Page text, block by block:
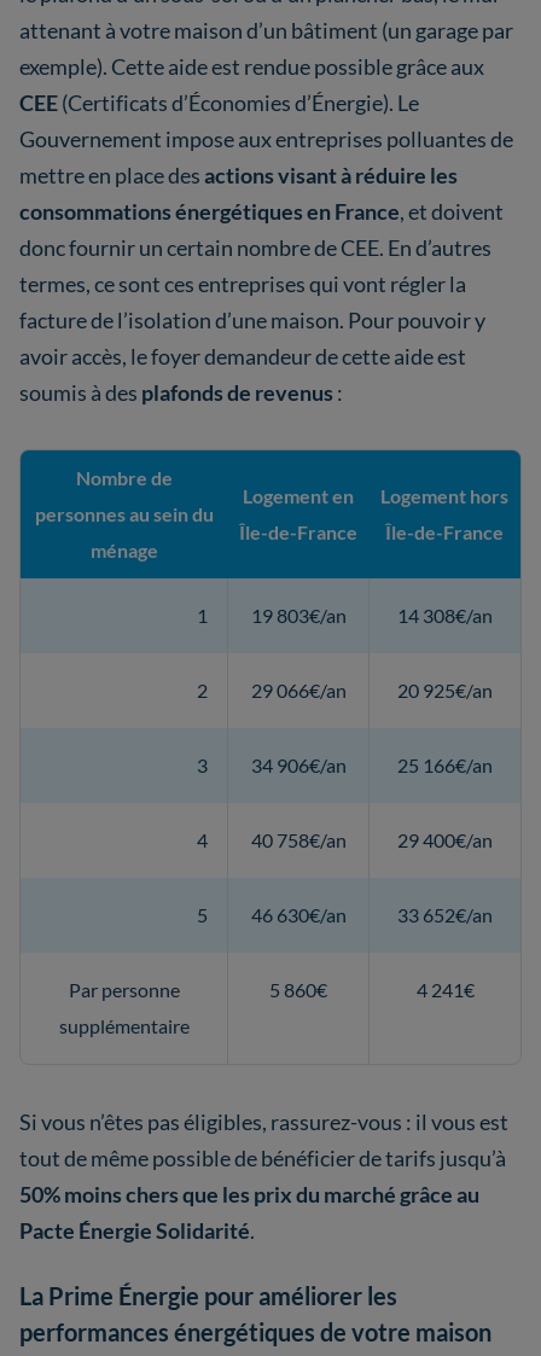
attenant à votre maison d’un bâtiment (un garage par
exemple). Cette aide est rendue possible grâce aux
CEE(Certificats d’Économies d’Énergie). Le
Gouvernement impose aux entreprises polluantes de
mettre en place desactions visant à réduire les
consommations énergétiques en France, et doivent
donc fournir un certain nombre de CEE. En d’autres
termes, ce sont ces entreprises qui vont régler la
facture de l’isolation d’une maison. Pour pouvoir y
avoir accès, le foyer demandeur de cette aide est
soumis à des plafonds de revenus :
Nombre de
personnes au sein du
ménage
Logement en
Île-de-France
Logement hors
Île-de-France
1 19 803€/an 14 308€/an
2 29 066€/an 20 925€/an
3 34 906€/an 25 166€/an
4 40 758€/an 29 400€/an
5 46 630€/an 33 652€/an
Par personne
supplémentaire
5 860€ 4 241€
Si vous n’êtes pas éligibles, rassurez-vous : il vous est
tout de même possible de bénéficier de tarifs jusqu’à
50% moins chers que les prix du marché grâce au
Pacte Énergie Solidarité.
La Prime Énergie pour améliorer les
performances énergétiques de votre maison